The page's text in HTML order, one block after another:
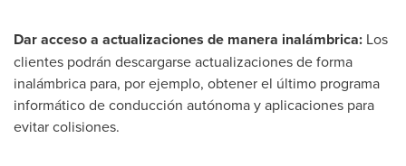
Dar acceso a actualizaciones de manera inalámbrica: Los
clientes podrán descargarse actualizaciones de forma
inalámbrica para, por ejemplo, obtener el último programa
informático de conducción autónoma y aplicaciones para
evitar colisiones.